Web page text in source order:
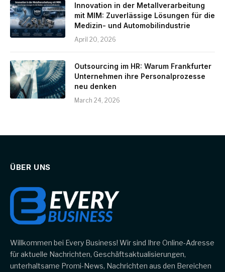
Innovation in der Metallverarbeitung
mit MIM: Zuverlässige Lösungen für die
Medizin- und Automobilindustrie
April 20, 2026
Outsourcing im HR: Warum Frankfurter
Unternehmen ihre Personalprozesse
neu denken
March 24, 2026
ÜBER UNS
Willkommen bei Every Business! Wir sind Ihre Online-Adresse
für aktuelle Nachrichten, Geschäftsaktualisierungen,
unterhaltsame Promi-News, Nachrichten aus den Bereichen